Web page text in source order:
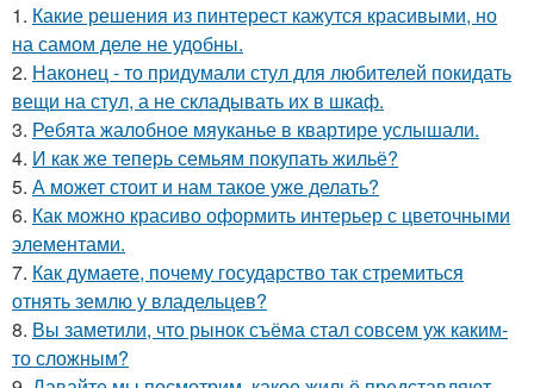
1. Какие решения из пинтерест кажутся красивыми, но
на самом деле не удобны.
2. Наконец - то придумали стул для любителей покидать
вещи на стул, а не складывать их в шкаф.
3. Ребята жалобное мяуканье в квартире услышали.
4. И как же теперь семьям покупать жильё?
5. А может стоит и нам такое уже делать?
6. Как можно красиво оформить интерьер с цветочными
элементами.
7. Как думаете, почему государство так стремиться
отнять землю у владельцев?
8. Вы заметили, что рынок съёма стал совсем уж каким-
то сложным?